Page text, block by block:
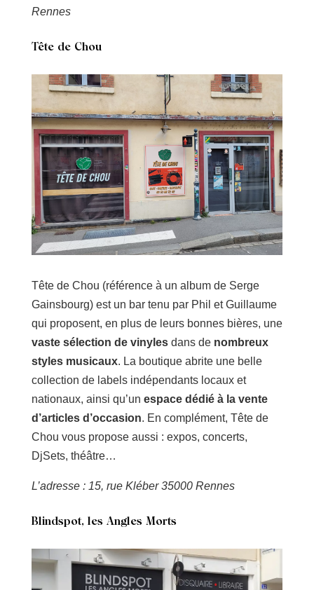
Rennes
Tête de Chou
Tête de Chou (référence à un album de Serge
Gainsbourg) est un bar tenu par Phil et Guillaume
qui proposent, en plus de leurs bonnes bières, une
vaste sélection de vinylesdans de nombreux
styles musicaux. La boutique abrite une belle
collection de labels indépendants locaux et
nationaux, ainsi qu’un espace dédié à la vente
d’articles d’occasion. En complément, Tête de
Chou vous propose aussi : expos, concerts,
DjSets, théâtre…
L’adresse : 15, rue Kléber 35000 Rennes
Blindspot, les Angles Morts